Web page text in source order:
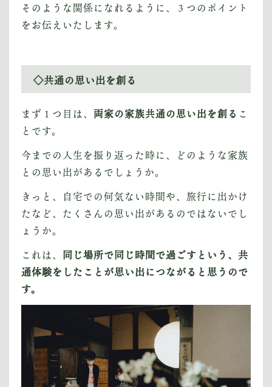
そのような関係になれるように、３つのポイント
をお伝えいたします。
◇共通の思い出を創る
まず１つ目は、 両家の家族共通の思い出を創る こ
とです。
今までの人生を振り返った時に、どのような家族
との思い出があるでしょうか。
きっと、自宅での何気ない時間や、旅行に出かけ
たなど、たくさんの思い出があるのではないでし
ょうか。
これは、 同じ場所で同じ時間で過ごすという、共
通体験をしたことが思い出につながると思うので
す。